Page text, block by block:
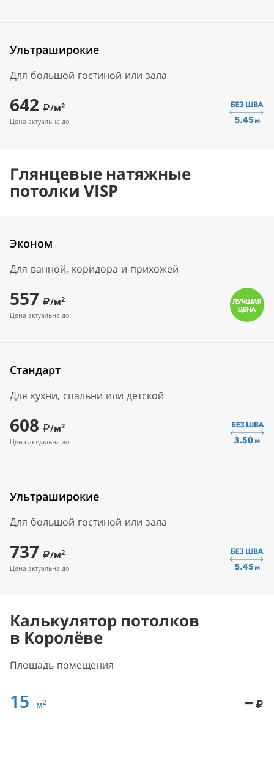
Ультраширокие
Для большой гостиной или зала
642 /м2
Цена актуальна до
Глянцевые натяжные
потолки VISP
Эконом
Для ванной, коридора и прихожей
557 /м2
Цена актуальна до
Стандарт
Для кухни, спальни или детской
608 /м2
Цена актуальна до
Ультраширокие
Для большой гостиной или зала
737 /м2
Цена актуальна до
Калькулятор потолков
в Королёве
Площадь помещения
15 м2 –